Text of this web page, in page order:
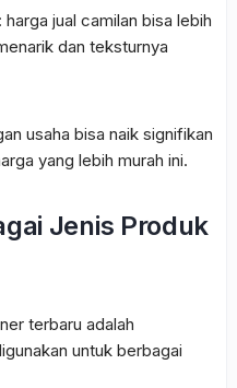
jual camilan bisa lebih
dan teksturnya
usaha bisa naik signifikan
yang lebih murah ini.
Jenis Produk
terbaru adalah
untuk berbagai